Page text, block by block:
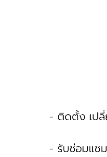
- ติดตั้ง เป
- รับซ่อมแซ